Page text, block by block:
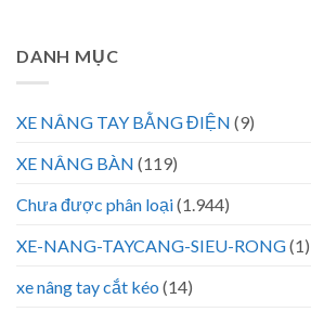
DANH MỤC
XE NÂNG TAY BẰNG ĐIỆN (9)
XE NÂNG BÀN (119)
Chưa được phân loại(1.944)
XE-NANG-TAYCANG-SIEU-RONG(1)
xe nâng tay cắt kéo (14)